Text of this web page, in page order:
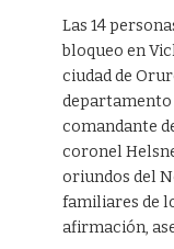
Las 14
bloqueo en
ciudad de
departamento
comandante
coronel
oriundos del
familiares de
afirmación,